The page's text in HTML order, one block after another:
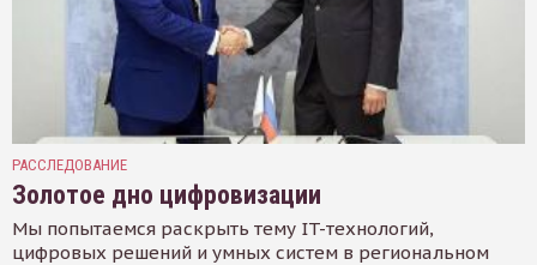
РАССЛЕДОВАНИЕ
Золотое дно цифровизации
Мы попытаемся раскрыть тему IT-технологий,
цифровых решений и умных систем в региональном